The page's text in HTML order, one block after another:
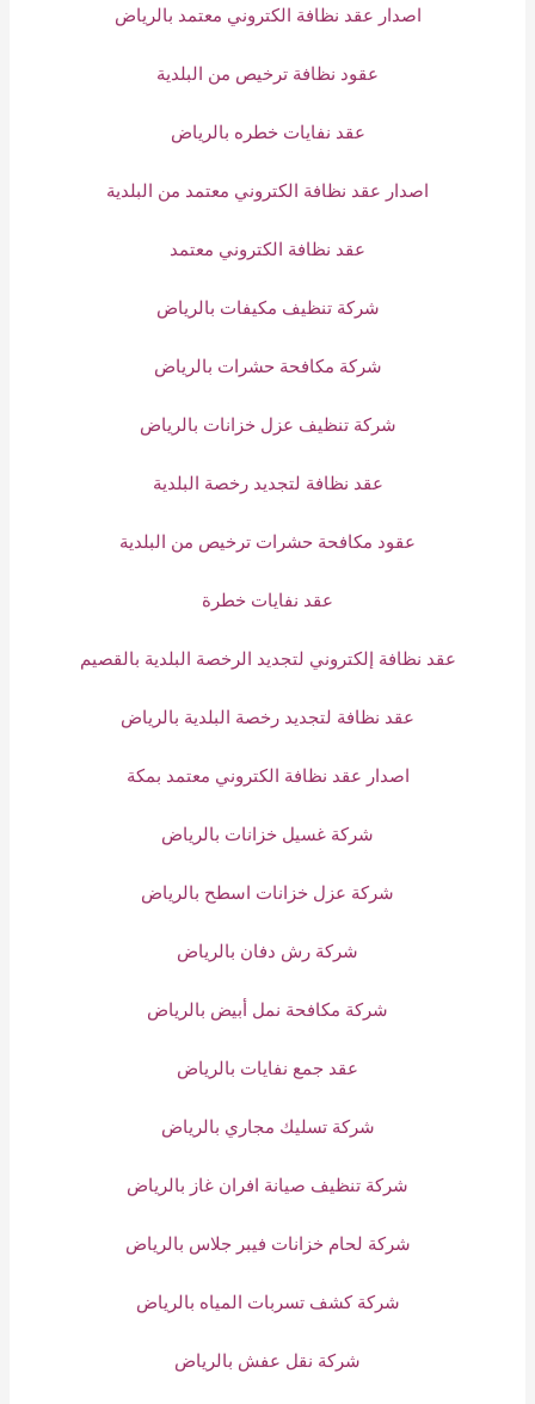
اصدار عقد نظافة الكتروني معتمد بالرياض
عقود نظافة ترخيص من البلدية
عقد نفايات خطره بالرياض
اصدار عقد نظافة الكتروني معتمد من البلدية
عقد نظافة الكتروني معتمد
شركة تنظيف مكيفات بالرياض
شركة مكافحة حشرات بالرياض
شركة تنظيف عزل خزانات بالرياض
عقد نظافة لتجديد رخصة البلدية
عقود مكافحة حشرات ترخيص من البلدية
عقد نفايات خطرة
عقد نظافة إلكتروني لتجديد الرخصة البلدية بالقصيم
عقد نظافة لتجديد رخصة البلدية بالرياض
اصدار عقد نظافة الكتروني معتمد بمكة
شركة غسيل خزانات بالرياض
شركة عزل خزانات اسطح بالرياض
شركة رش دفان بالرياض
شركة مكافحة نمل أبيض بالرياض
عقد جمع نفايات بالرياض
شركة تسليك مجاري بالرياض
شركة تنظيف صيانة افران غاز بالرياض
شركة لحام خزانات فيبر جلاس بالرياض
شركة كشف تسربات المياه بالرياض
شركة نقل عفش بالرياض